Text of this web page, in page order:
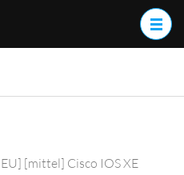
[mittel] Cisco IOS XE